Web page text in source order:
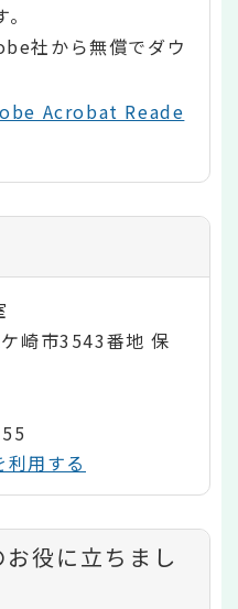
社から無償でダウ
Acrobat Reade
崎市3543番地 保
用する
役に立ちまし